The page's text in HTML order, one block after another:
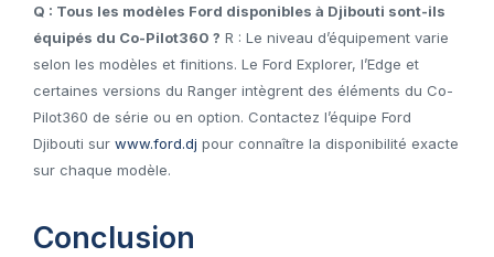
Q : Tous les modèles Ford disponibles à Djibouti sont-ils
équipés du Co-Pilot360 ? R : Le niveau d’équipement varie
selon les modèles et finitions. Le Ford Explorer, l’Edge et
certaines versions du Ranger intègrent des éléments du Co-
Pilot360 de série ou en option. Contactez l’équipe Ford
Djibouti sur www.ford.dj pour connaître la disponibilité exacte
sur chaque modèle.
Conclusion